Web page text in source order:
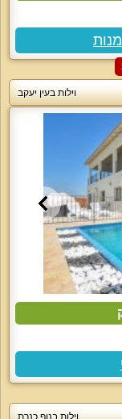
וילות בעין יעקב
וילות בנוף כנרת